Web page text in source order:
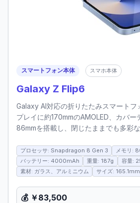
スマートフォン本体 スマホ本体
Galaxy Z Flip6
Galaxy AI対応の折りたたみスマートフ
プレイに約170mmのAMOLED、カバー
86mmを搭載し、閉じたままでも多彩な
プロセッサ: Snapdragon 8 Gen 3
メモリ:
バッテリー: 4000mAh
重量: 187g
容量:
素材: ガラス、アルミニウム
サイズ:
💰 ￥83,500